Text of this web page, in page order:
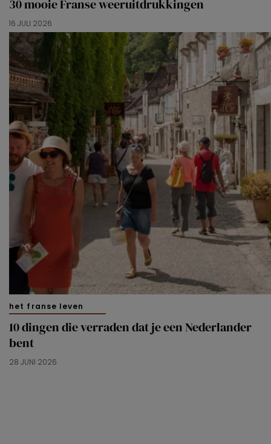
30 mooie Franse weeruitdrukkingen
16 JULI 2026
het franse leven
10 dingen die verraden dat je een Nederlander
bent
28 JUNI 2026